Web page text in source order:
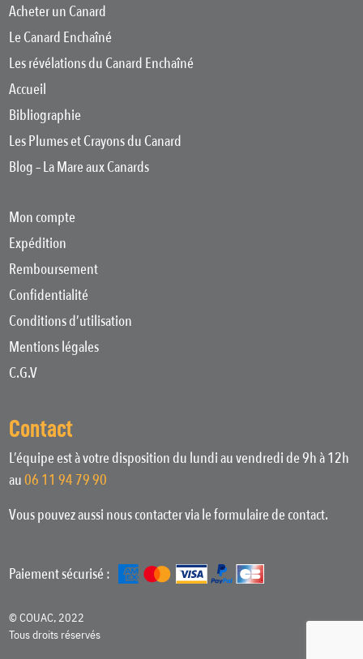
Acheter un Canard
Le Canard Enchaîné
Les révélations du Canard Enchaîné
Accueil
Bibliographie
Les Plumes et Crayons du Canard
Blog – La Mare aux Canards
Mon compte
Expédition
Remboursement
Confidentialité
Conditions d’utilisation
Mentions légales
C.G.V
Contact
L’équipe est à votre disposition du lundi au vendredi de 9h à 12h
au06 11 94 79 90
Vous pouvez aussi nous contacter via le formulaire de contact.
Paiement sécurisé :
© COUAC, 2022
Tous droits réservés